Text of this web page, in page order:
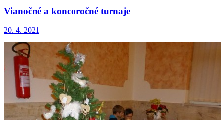
Vianočné a koncoročné turnaje
20. 4. 2021